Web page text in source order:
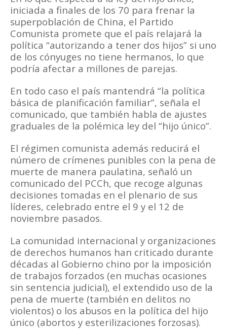
iniciada a finales de los 70 para frenar la
superpoblación de China, el Partido
Comunista promete que el país relajará la
política “autorizando a tener dos hijos” si uno
de los cónyuges no tiene hermanos, lo que
podría afectar a millones de parejas.
En todo caso el país mantendrá “la política
básica de planificación familiar”, señala el
comunicado, que también habla de ajustes
graduales de la polémica ley del “hijo único”.
El régimen comunista además reducirá el
número de crímenes punibles con la pena de
muerte de manera paulatina, señaló un
comunicado del PCCh, que recoge algunas
decisiones tomadas en el plenario de sus
líderes, celebrado entre el 9 y el 12 de
noviembre pasados.
La comunidad internacional y organizaciones
de derechos humanos han criticado durante
décadas al Gobierno chino por la imposición
de trabajos forzados (en muchas ocasiones
sin sentencia judicial), el extendido uso de la
pena de muerte (también en delitos no
violentos) o los abusos en la política del hijo
único (abortos y esterilizaciones forzosas).